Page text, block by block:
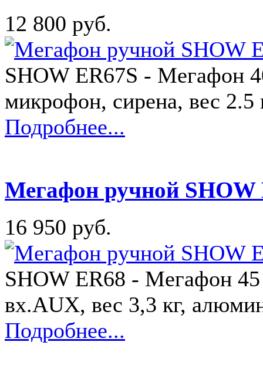
12 800 руб.
SHOW ER67S - Мегафон
микрофон, сирена, вес
Подробнее...
Мегафон ручной SHOW
16 950 руб.
SHOW ER68 - Мегафон
вх.AUX, вес 3,3 кг,
Подробнее...